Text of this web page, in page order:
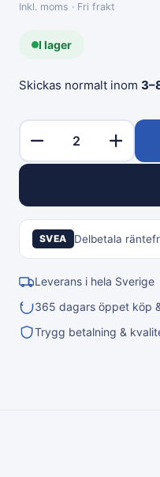
Inkl. moms · Fri frakt
I lager
Skickas normalt inom
SVEA Delbetala
Leverans i hela Sverige
365 dagars öppet köp
Trygg betalning &